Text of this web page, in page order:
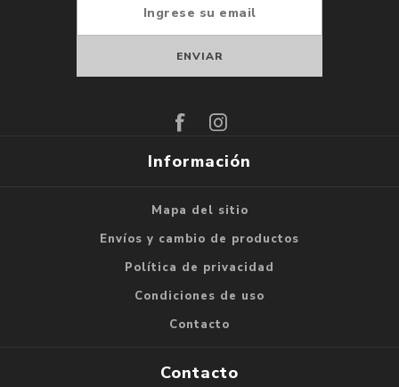
Información
Mapa del sitio
Envíos y cambio de productos
Política de privacidad
Condiciones de uso
Contacto
Contacto